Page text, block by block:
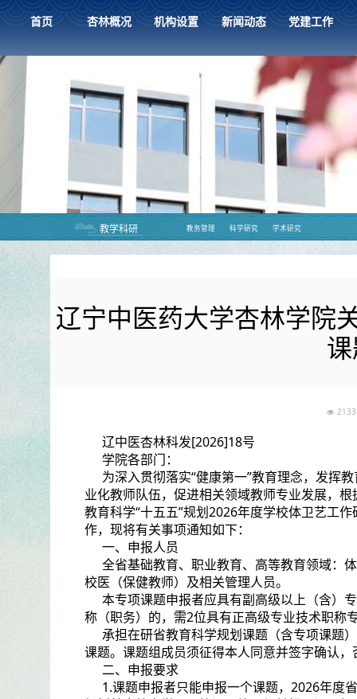
首页 杏林概况 机构设置 新闻动态 党建工作
教学科研 教务管理 科学研究 学术研究
辽宁中医药大学杏林学院
辽中医杏林科发[2026]18号
学院各部门：
为深入贯彻落实“健康第一”教育理念，发挥
业化教师队伍，促进相关领域教师专业发展，
教育科学“十五五”规划2026年度学校体卫艺工
作，现将有关事项通知如下：
一、申报人员
全省基础教育、职业教育、高等教育领域：
校医（保健教师）及相关管理人员。
本专项课题申报者应具有副高级以上（含）
称（职务）的，需2位具有正高级专业技术职称
承担在研省教育科学规划课题（含专项课题
课题。课题组成员须征得本人同意并签字确认
二、申报要求
1.课题申报者只能申报一个课题，2026年度